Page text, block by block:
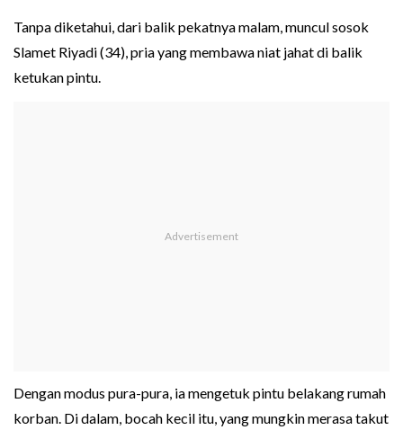
Tanpa diketahui, dari balik pekatnya malam, muncul sosok
Slamet Riyadi (34), pria yang membawa niat jahat di balik
ketukan pintu.
Dengan modus pura-pura, ia mengetuk pintu belakang rumah
korban. Di dalam, bocah kecil itu, yang mungkin merasa takut